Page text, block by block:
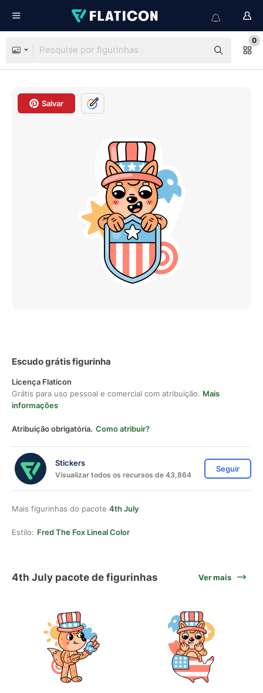
0
Salvar
Escudo grátis figurinha
Licença Flaticon
Grátis para uso pessoal e comercial com atribuição. Mais
informações
Atribuição obrigatória. Como atribuir?
Stickers
Visualizar todos os recursos de 43,864
Seguir
Mais figurinhas do pacote 4th July
Estilo: Fred The Fox Lineal Color
4th July pacote de figurinhas Ver mais